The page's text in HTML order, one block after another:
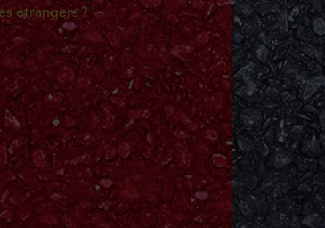
étrangers ?